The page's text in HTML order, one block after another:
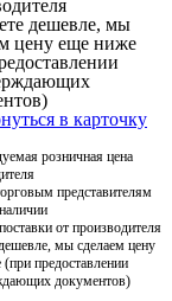
дешевле, мы
цену еще ниже
в карточку
розничная цена
представителям
от производителя
мы сделаем цену
предоставлении
документов)